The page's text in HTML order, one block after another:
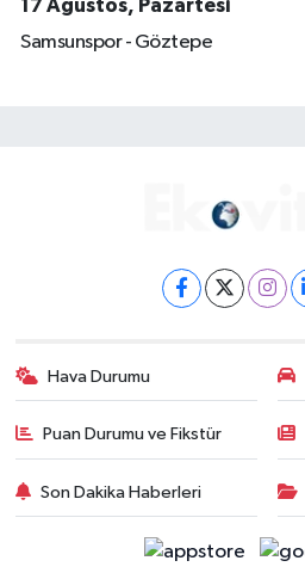
17 Ağustos, Pazartesi
Samsunspor - Göztepe
Hava Durumu
Puan Durumu ve Fikstür
Son Dakika Haberleri